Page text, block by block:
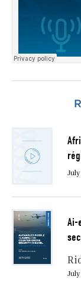
Ai-
July